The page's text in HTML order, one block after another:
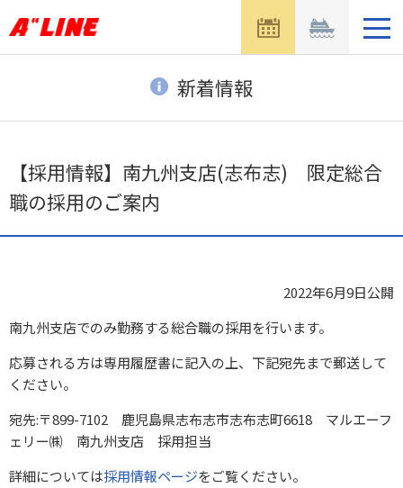
ュ
開
新着情報
【採用情報】南九州支店(志布志) 限定総合
職の採用のご案内
2022年6月9日公開
南九州支店でのみ勤務する総合職の採用を行います。
応募される方は専用履歴書に記入の上、下記宛先まで郵送して
ください。
宛先:〒899-7102 鹿児島県志布志市志布志町6618 マルエーフ
ェリー㈱ 南九州支店 採用担当
詳細については採用情報ページをご覧ください。